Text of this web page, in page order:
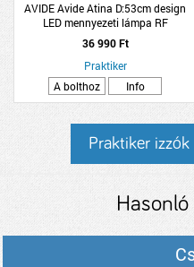
AVIDE Avide Atina D:53cm design
LED mennyezeti lámpa RF
távirányítóval
36 990 Ft
Praktiker
A bolthoz
Info
Praktiker